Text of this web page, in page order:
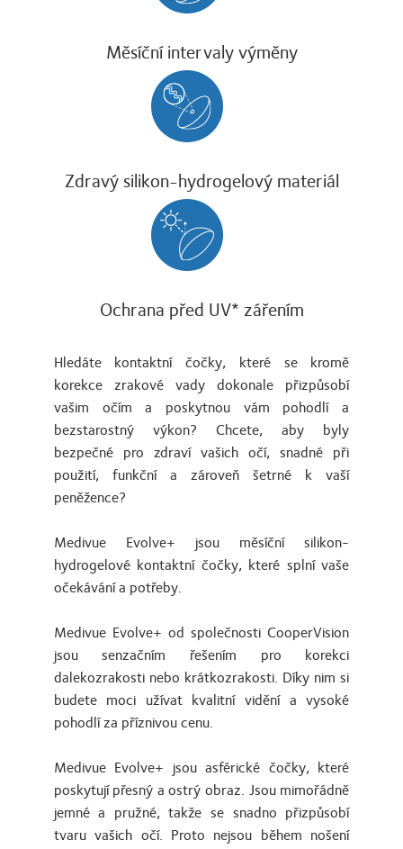
Měsíční intervaly výměny
Zdravý silikon-hydrogelový materiál
Ochrana před UV* zářením
Hledáte kontaktní čočky, které se kromě
korekce zrakové vady dokonale přizpůsobí
vašim očím a poskytnou vám pohodlí a
bezstarostný výkon? Chcete, aby byly
bezpečné pro zdraví vašich očí, snadné při
použití, funkční a zároveň šetrné k vaší
peněžence?
Medivue Evolve+ jsou měsíční silikon-
hydrogelové kontaktní čočky, které splní vaše
očekávání a potřeby.
Medivue Evolve+ od společnosti CooperVision
jsou senzačním řešením pro korekci
dalekozrakosti nebo krátkozrakosti. Díky nim si
budete moci užívat kvalitní vidění a vysoké
pohodlí za příznivou cenu.
Medivue Evolve+ jsou asférické čočky, které
poskytují přesný a ostrý obraz. Jsou mimořádně
jemné a pružné, takže se snadno přizpůsobí
tvaru vašich očí. Proto nejsou během nošení